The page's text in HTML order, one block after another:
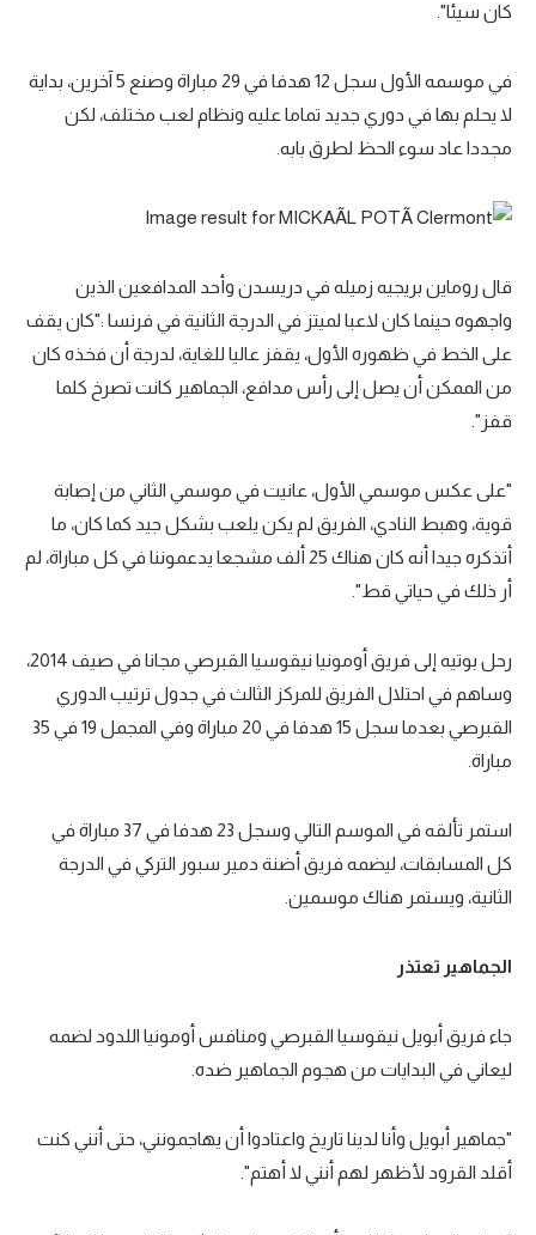
كان سيئا".
في موسمه الأول سجل 12 هدفا في 29 مباراة وصنع 5 آخرين، بداية
لا يحلم بها في دوري جديد تماما عليه ونظام لعب مختلف، لكن
مجددا عاد سوء الحظ لطرق بابه.
قال روماين بريجيه زميله في دريسدن وأحد المدافعين الذين
واجهوه حينما كان لاعبا لميتز في الدرجة الثانية في فرنسا :"كان يقف
على الخط في ظهوره الأول، يقفز عاليا للغاية، لدرجة أن فخذه كان
من الممكن أن يصل إلى رأس مدافع، الجماهير كانت تصرخ كلما
قفز".
"على عكس موسمي الأول، عانيت في موسمي الثاني من إصابة
قوية، وهبط النادي، الفريق لم يكن يلعب بشكل جيد كما كان، ما
أتذكره جيدا أنه كان هناك 25 ألف مشجعا يدعموننا في كل مباراة، لم
أر ذلك في حياتي قط".
رحل بوتيه إلى فريق أومونيا نيقوسيا القبرصي مجانا في صيف 2014،
وساهم في احتلال الفريق للمركز الثالث في جدول ترتيب الدوري
القبرصي بعدما سجل 15 هدفا في 20 مباراة وفي المجمل 19 في 35
مباراة.
استمر تألقه في الموسم التالي وسجل 23 هدفا في 37 مباراة في
كل المسابقات، ليضمه فريق أضنة دمير سبور التركي في الدرجة
الثانية، ويستمر هناك موسمين.
الجماهير تعتذر
جاء فريق أبويل نيقوسيا القبرصي ومنافس أومونيا اللدود لضمه
ليعاني في البدايات من هجوم الجماهير ضده.
"جماهير أبويل وأنا لدينا تاريخ واعتادوا أن يهاجمونني، حتى أنني كنت
أقلد القرود لأظهر لهم أنني لا أهتم".